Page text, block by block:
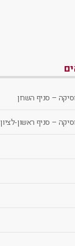
– סניף השרון
– סניף ראשון-לציון